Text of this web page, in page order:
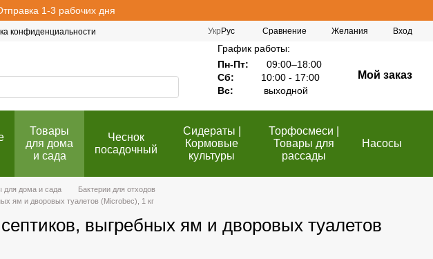
1-3 рабочих дня
конфиденциальности
Укр Рус Сравнение Желания Вход
График работы:
Пн-Пт:
09:00–18:00
Сб:
10:00 - 17:00
Вс:
выходной
Мой заказ
Товары
для дома
и сада
Чеснок
посадочный
Сидераты |
Кормовые
культуры
Торфосмеси |
Товары для
рассады
Насосы
для дома и сада
Бактерии для отходов
ям и дворовых туалетов (Microbec), 1 кг
выгребных ям и дворовых туалетов